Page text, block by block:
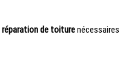
réparation de toiturenécessaires